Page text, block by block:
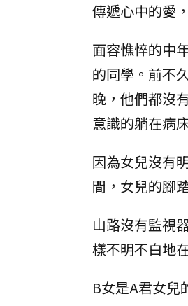
傳遞心中的愛
面容憔悴的中
的同學。前不
晚，他們都沒
意識的躺在病
因為女兒沒有
間，女兒的腳
山路沒有監視
樣不明不白地
B女是A君女兒